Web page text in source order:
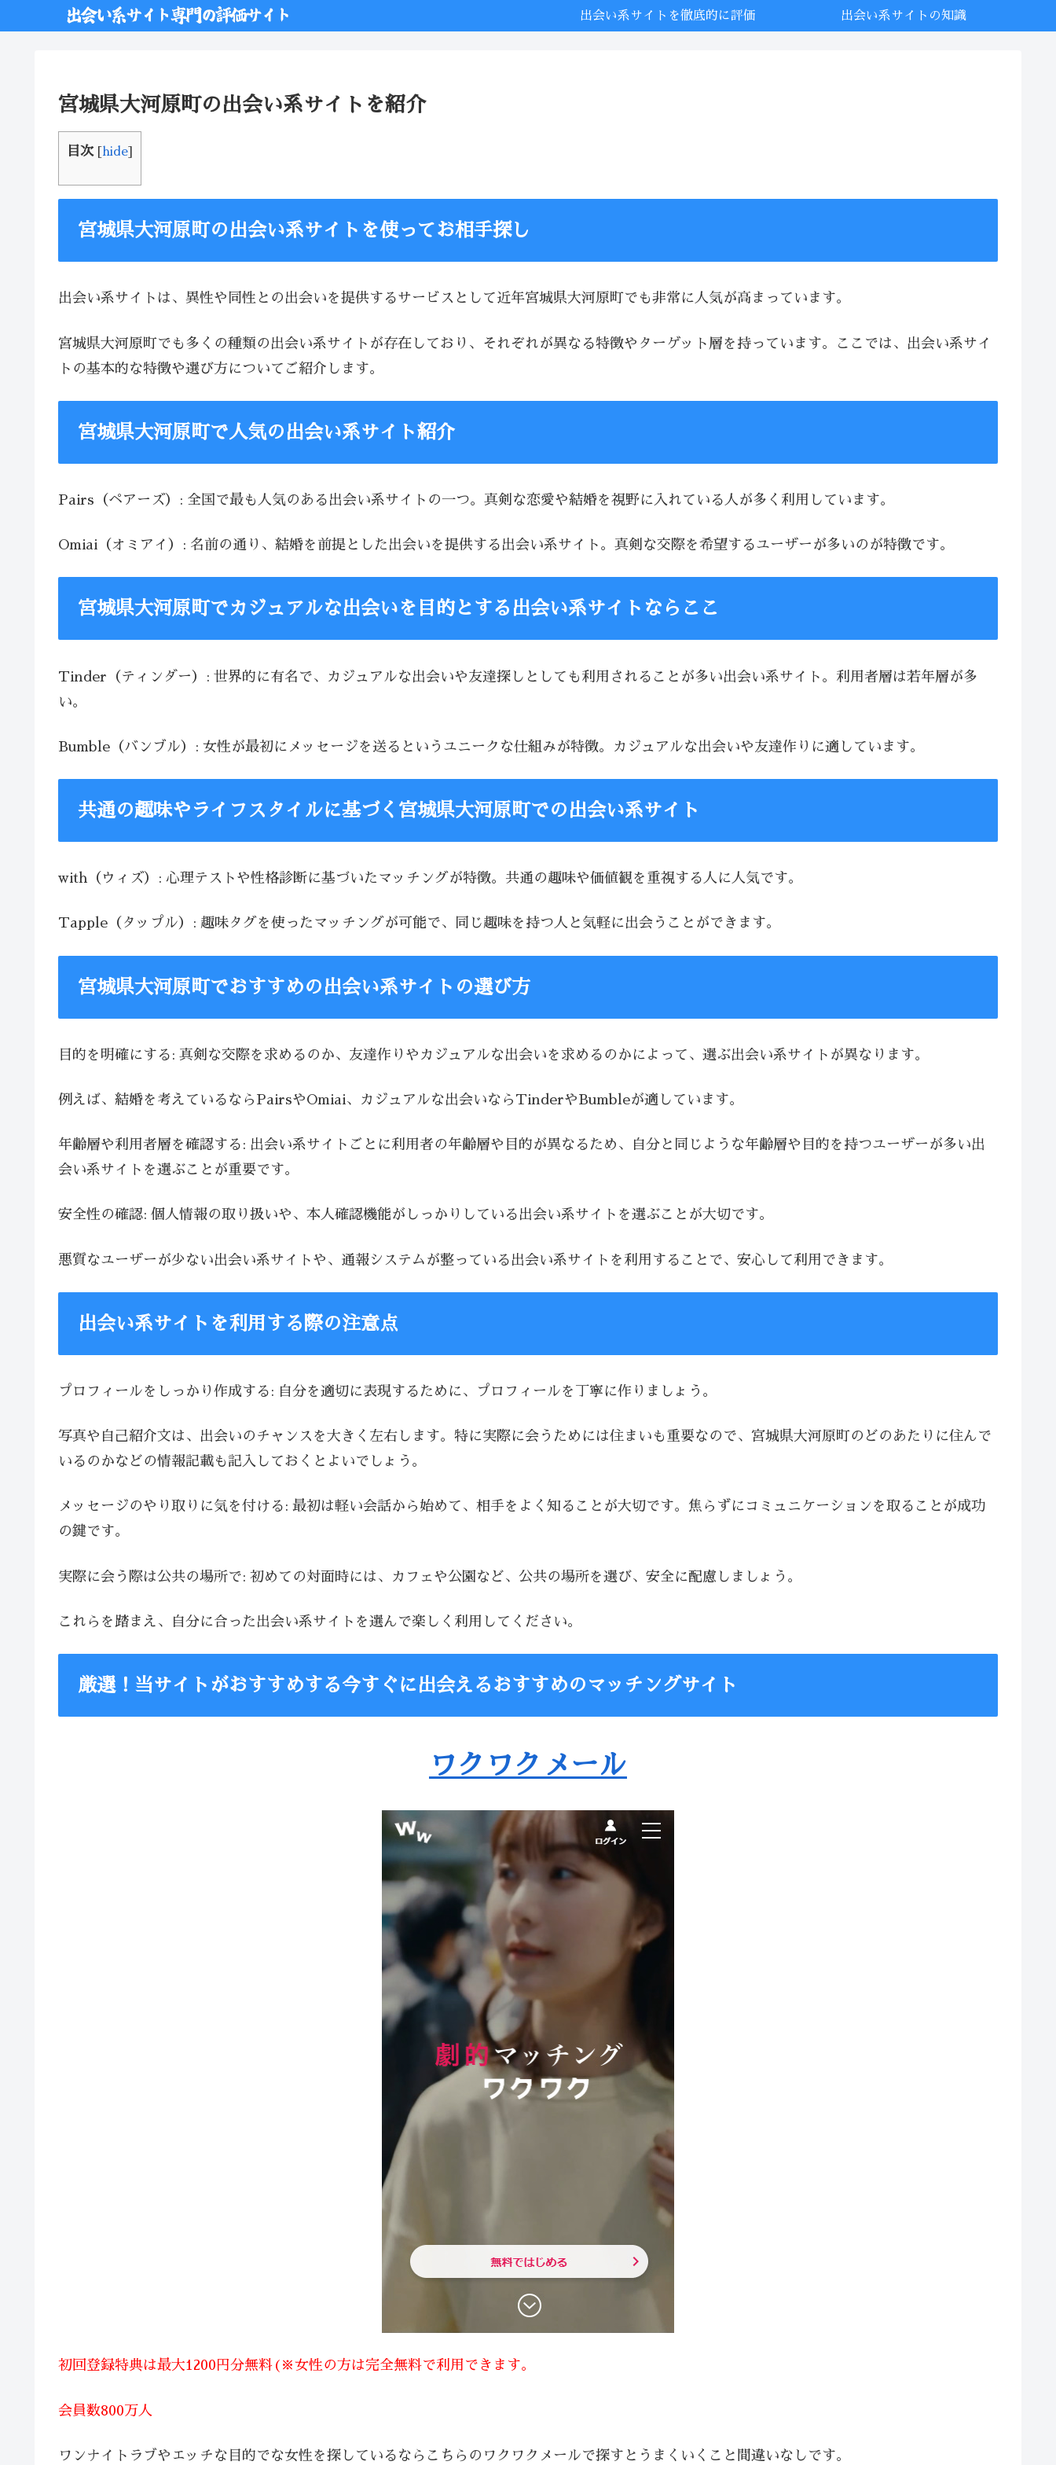
出会い系サイトを徹底的に評価 出会い系サイトの知識
宮城県大河原町の出会い系サイトを紹介
目次 hide
宮城県大河原町の出会い系サイトを使ってお相手探し
出会い系サイトは、異性や同性との出会いを提供するサービスとして近年宮城県大河原町でも非常に人気が高まっています。
宮城県大河原町でも多くの種類の出会い系サイトが存在しており、それぞれが異なる特徴やターゲット層を持っています。ここでは、出会い系サイ
トの基本的な特徴や選び方についてご紹介します。
宮城県大河原町で人気の出会い系サイト紹介
Pairs（ペアーズ）: 全国で最も人気のある出会い系サイトの一つ。真剣な恋愛や結婚を視野に入れている人が多く利用しています。
Omiai（オミアイ）: 名前の通り、結婚を前提とした出会いを提供する出会い系サイト。真剣な交際を希望するユーザーが多いのが特徴です。
宮城県大河原町でカジュアルな出会いを目的とする出会い系サイトならここ
Tinder（ティンダー）: 世界的に有名で、カジュアルな出会いや友達探しとしても利用されることが多い出会い系サイト。利用者層は若年層が多
い。
Bumble（バンブル）: 女性が最初にメッセージを送るというユニークな仕組みが特徴。カジュアルな出会いや友達作りに適しています。
共通の趣味やライフスタイルに基づく宮城県大河原町での出会い系サイト
with（ウィズ）: 心理テストや性格診断に基づいたマッチングが特徴。共通の趣味や価値観を重視する人に人気です。
Tapple（タップル）: 趣味タグを使ったマッチングが可能で、同じ趣味を持つ人と気軽に出会うことができます。
宮城県大河原町でおすすめの出会い系サイトの選び方
目的を明確にする: 真剣な交際を求めるのか、友達作りやカジュアルな出会いを求めるのかによって、選ぶ出会い系サイトが異なります。
例えば、結婚を考えているならPairsやOmiai、カジュアルな出会いならTinderやBumbleが適しています。
年齢層や利用者層を確認する: 出会い系サイトごとに利用者の年齢層や目的が異なるため、自分と同じような年齢層や目的を持つユーザーが多い出
会い系サイトを選ぶことが重要です。
安全性の確認: 個人情報の取り扱いや、本人確認機能がしっかりしている出会い系サイトを選ぶことが大切です。
悪質なユーザーが少ない出会い系サイトや、通報システムが整っている出会い系サイトを利用することで、安心して利用できます。
出会い系サイトを利用する際の注意点
プロフィールをしっかり作成する: 自分を適切に表現するために、プロフィールを丁寧に作りましょう。
写真や自己紹介文は、出会いのチャンスを大きく左右します。特に実際に会うためには住まいも重要なので、宮城県大河原町のどのあたりに住んで
いるのかなどの情報記載も記入しておくとよいでしょう。
メッセージのやり取りに気を付ける: 最初は軽い会話から始めて、相手をよく知ることが大切です。焦らずにコミュニケーションを取ることが成功
の鍵です。
実際に会う際は公共の場所で: 初めての対面時には、カフェや公園など、公共の場所を選び、安全に配慮しましょう。
これらを踏まえ、自分に合った出会い系サイトを選んで楽しく利用してください。
厳選！当サイトがおすすめする今すぐに出会えるおすすめのマッチングサイト
ワクワクメール
初回登録特典は最大1200円分無料(※女性の方は完全無料で利用できます。
会員数800万人
ワンナイトラブやエッチな目的でな女性を探しているならこちらのワクワクメールで探すとうまくいくこと間違いなしです。